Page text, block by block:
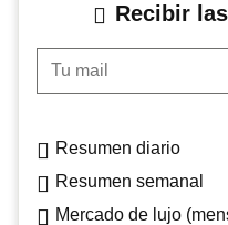
Recibir
Tu mail
Resumen diario
Resumen semanal
Mercado de lujo